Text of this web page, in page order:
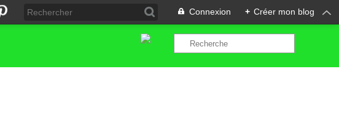
Connexion + Créer mon blog